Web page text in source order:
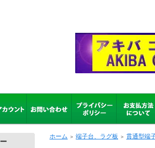
ホーム ＞ 端子台、ラグ板 ＞ 貫通型端